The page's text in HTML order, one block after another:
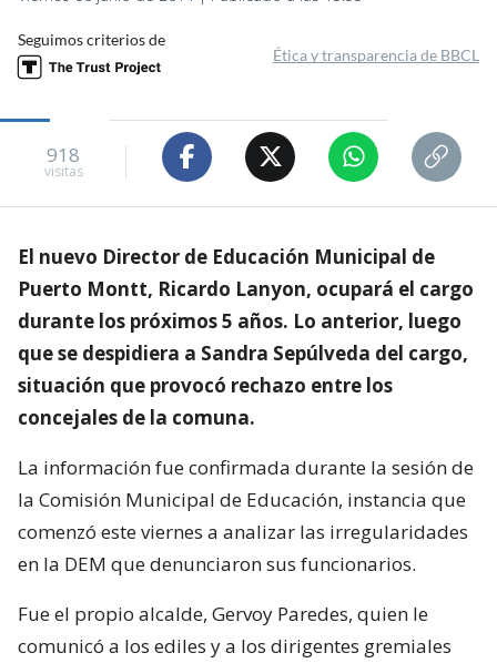
Seguimos criterios de
Ética y transparencia de BBCL
918
visitas
El nuevo Director de Educación Municipal de
Puerto Montt, Ricardo Lanyon, ocupará el cargo
durante los próximos 5 años. Lo anterior, luego
que se despidiera a Sandra Sepúlveda del cargo,
situación que provocó rechazo entre los
concejales de la comuna.
La información fue confirmada durante la sesión de
la Comisión Municipal de Educación, instancia que
comenzó este viernes a analizar las irregularidades
en la DEM que denunciaron sus funcionarios.
Fue el propio alcalde, Gervoy Paredes, quien le
comunicó a los ediles y a los dirigentes gremiales